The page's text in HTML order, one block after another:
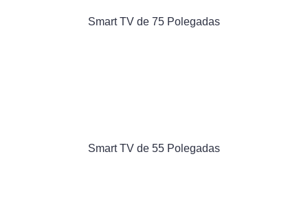
Smart TV de 75 Polegadas
Smart TV de 55 Polegadas